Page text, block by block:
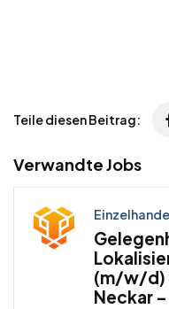
Teile diesen Beitrag:
Verwandte Jobs
(m/w/d)
Neckar